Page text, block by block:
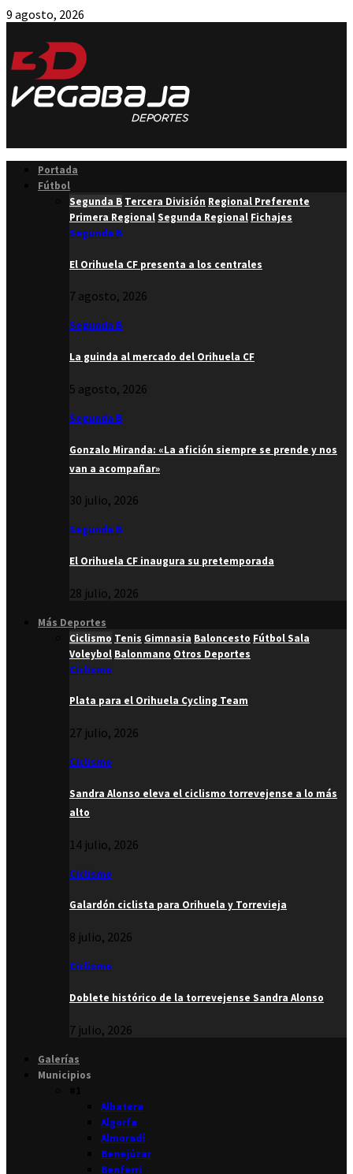
9 agosto, 2026
Portada
Fútbol
Segunda B Tercera División Regional Preferente
Primera RegionalSegunda Regional Fichajes
Segunda B
El Orihuela CF presenta a los centrales
7 agosto, 2026
Segunda B
La guinda al mercado del Orihuela CF
5 agosto, 2026
Segunda B
Gonzalo Miranda: «La afición siempre se prende y nos
van a acompañar»
30 julio, 2026
Segunda B
El Orihuela CF inaugura su pretemporada
28 julio, 2026
Más Deportes
Ciclismo Tenis Gimnasia Baloncesto Fútbol Sala
Voleybol Balonmano Otros Deportes
Ciclismo
Plata para el Orihuela Cycling Team
27 julio, 2026
Ciclismo
Sandra Alonso eleva el ciclismo torrevejense a lo más
alto
14 julio, 2026
Ciclismo
Galardón ciclista para Orihuela y Torrevieja
8 julio, 2026
Ciclismo
Doblete histórico de la torrevejense Sandra Alonso
7 julio, 2026
Galerías
Municipios
Albatera
Algorfa
Almoradí
Benejúzar
Benferri